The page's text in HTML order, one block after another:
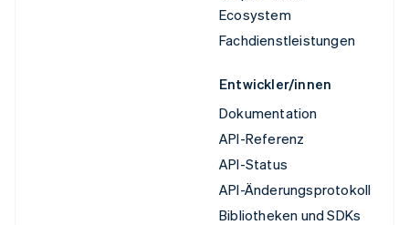
Ecosystem
Fachdienstleistungen
Entwickler/innen
Dokumentation
API-Referenz
API-Status
API-Änderungsprotokoll
Bibliotheken und SDKs